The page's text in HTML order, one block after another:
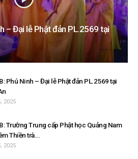
– Đại lễ Phật đản PL.2569 tại
Phú Ninh – Đại lễ Phật đản PL.2569 tại
2025
Trường Trung cấp Phật học Quảng Nam
Thiền trà...
2025